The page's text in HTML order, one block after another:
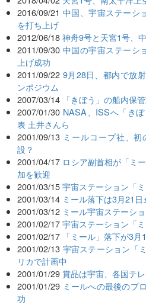
2016/09/21 中国、宇宙ステーシ
を打ち上げ
2012/06/18 神舟9号と天宮1号、
2011/09/30 中国の宇宙ステーシ
上げ成功
2011/09/22 9月28日、都内で放
ンポジウム
2007/03/14 「きぼう」の船内保
2007/01/30 NASA、ISSへ「き
表 土井さんら
2001/09/13 ミールコープ社、
設？
2001/04/17 ロシア副首相が「ミ
加を歓迎
2001/03/15 宇宙ステーション「
2001/03/14 ミール落下は3月21
2001/03/12 ミール宇宙ステーシ
2001/02/17 宇宙ステーション「
2001/02/17 「ミール」落下が3
2001/02/13 宇宙ステーション「
リカで計画中
2001/01/29 賞品は宇宙、各国テ
2001/01/29 ミールへの最後のプ
功